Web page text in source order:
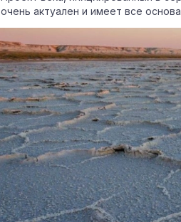
очень актуален и имеет все